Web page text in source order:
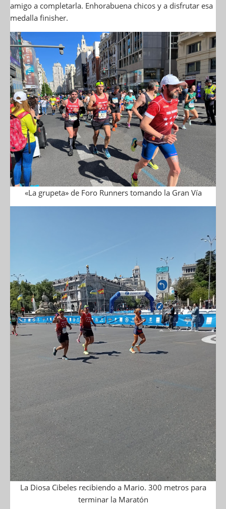
amigo a completarla. Enhorabuena chicos y a disfrutar esa
medalla finisher.
«La grupeta» de Foro Runners tomando la Gran Vía
La Diosa Cibeles recibiendo a Mario. 300 metros para
terminar la Maratón